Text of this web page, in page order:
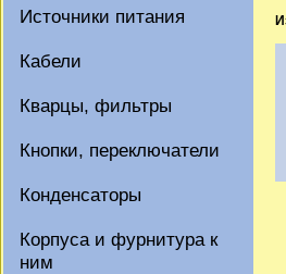
Источники питания
Кабели
Кварцы, фильтры
Кнопки, переключатели
Конденсаторы
Корпуса и фурнитура к
ним